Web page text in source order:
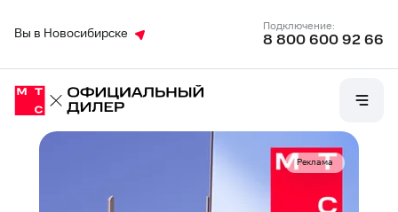
Вы в Новосибирске
Подключение:
8 800 600 92 66
Реклама